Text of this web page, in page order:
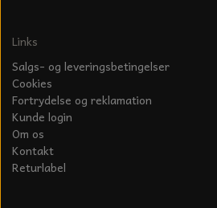
Links
Salgs- og leveringsbetingelser
Cookies
Fortrydelse og reklamation
Kunde login
Om os
Kontakt
Returlabel